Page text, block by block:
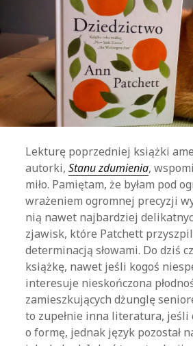
Lekturę poprzedniej książki
autorki,Stanu zdumienia,
miło. Pamiętam, że byłam pod
wrażeniem ogromnej precyzji
nią nawet najbardziej
zjawisk, które Patchett
determinacją słowami. Do dziś
książkę, nawet jeśli kogoś
interesuje nieskończona
zamieszkujących dżunglę
to zupełnie inna literatura, jeśli
o formę, jednak język pozostał